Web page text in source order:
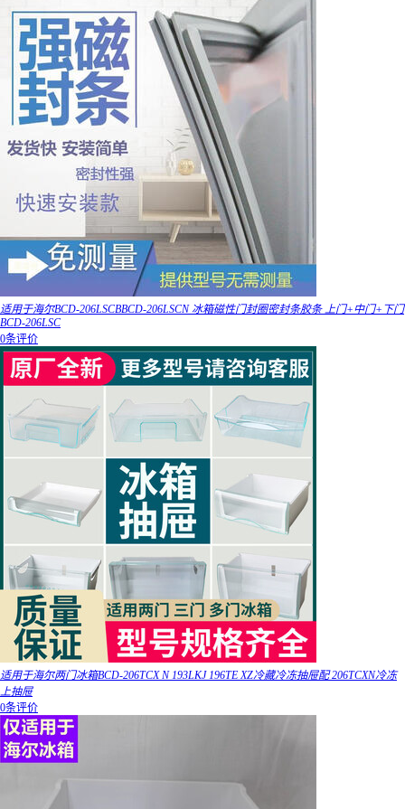
适用于海尔BCD-206LSCBBCD-206LSCN 冰箱磁性门封圈密封条胶条 上门+中门+下门
BCD-206LSC
0条评价
适用于海尔两门冰箱BCD-206TCX N 193LKJ 196TE XZ冷藏冷冻抽屉配 206TCXN冷冻
上抽屉
0条评价